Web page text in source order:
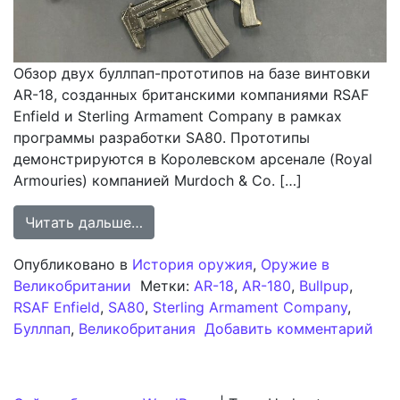
Обзор двух буллпап-прототипов на базе винтовки
AR-18, созданных британскими компаниями RSAF
Enfield и Sterling Armament Company в рамках
программы разработки SA80. Прототипы
демонстрируются в Королевском арсенале (Royal
Armouries) компанией Murdoch & Co. […]
Читать дальше…
Опубликовано в История оружия, Оружие в
Великобритании Метки: AR-18, AR-180, Bullpup,
RSAF Enfield, SA80, Sterling Armament Company,
Буллпап, Великобритания Добавить комментарий